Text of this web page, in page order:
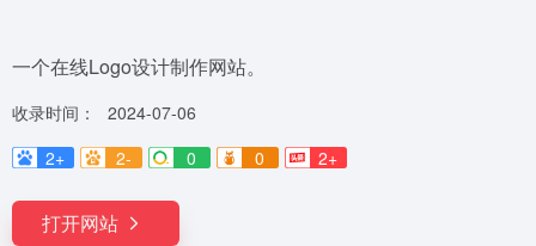
一个在线Logo设计制作网站。
收录时间：
2024-07-06
2+
2- 0 0 2+
打开网站